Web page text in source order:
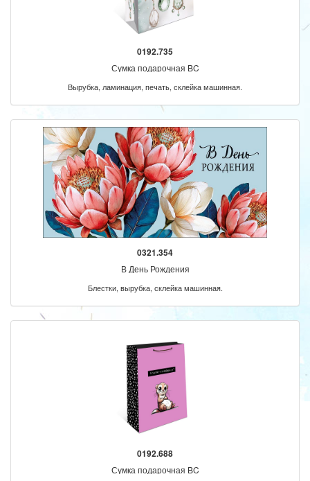
0192.735
Сумка подарочная BC
Вырубка, ламинация, печать, склейка машинная.
0321.354
В День Рождения
Блестки, вырубка, склейка машинная.
0192.688
Сумка подарочная BC